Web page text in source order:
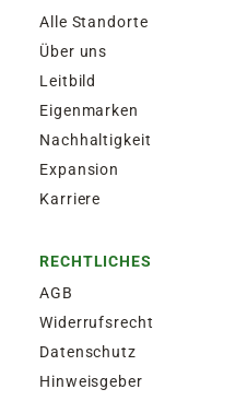
Alle Standorte
Über uns
Leitbild
Eigenmarken
Nachhaltigkeit
Expansion
Karriere
RECHTLICHES
AGB
Widerrufsrecht
Datenschutz
Hinweisgeber